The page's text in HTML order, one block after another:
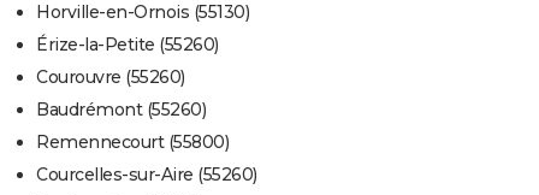
Horville-en-Ornois (55130)
Érize-la-Petite (55260)
Courouvre (55260)
Baudrémont (55260)
Remennecourt (55800)
Courcelles-sur-Aire (55260)